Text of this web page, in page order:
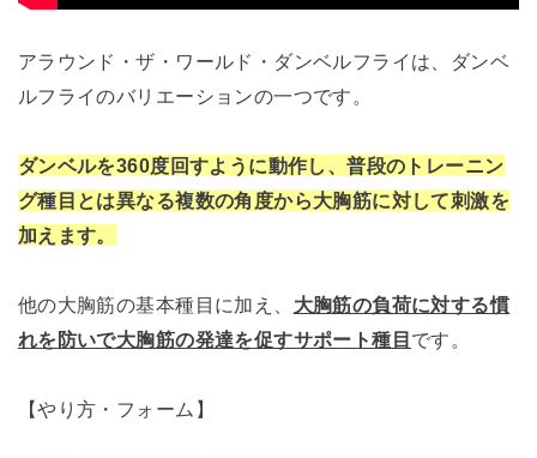
アラウンド・ザ・ワールド・ダンベルフライは、ダンベ
ルフライのバリエーションの一つです。
ダンベルを360度回すように動作し、普段のトレーニン
グ種目とは異なる複数の角度から大胸筋に対して刺激を
加えます。
他の大胸筋の基本種目に加え、 大胸筋の負荷に対する慣
れを防いで大胸筋の発達を促すサポート種目 です。
【やり方・フォーム】